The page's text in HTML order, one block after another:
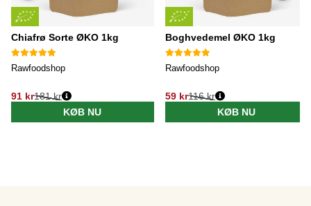
Chiafrø Sorte ØKO 1kg
Rawfoodshop
91 kr181 kr
KØB NU
Boghvedemel ØKO 1kg
Rawfoodshop
59 kr116 kr
KØB NU